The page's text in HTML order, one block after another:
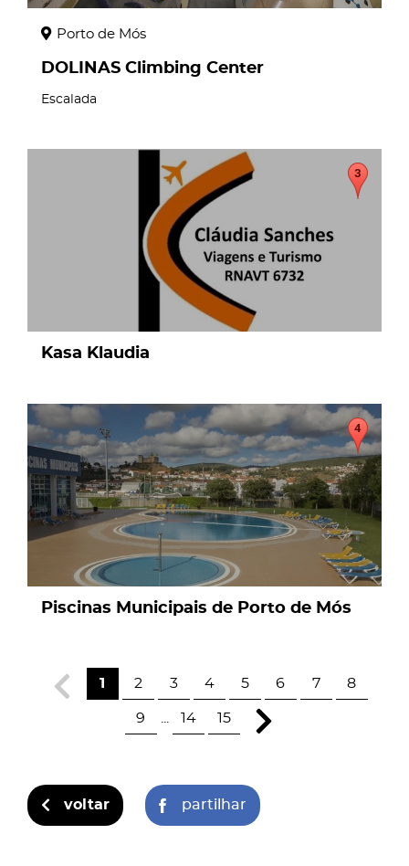
Porto de Mós
DOLINAS Climbing Center
Escalada
Kasa Klaudia
page
Piscinas Municipais de Porto de Mós
1 2 3 4 5 6 7 8
9 14 15
voltar partilhar